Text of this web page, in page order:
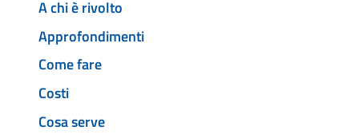
A chi è rivolto
Approfondimenti
Come fare
Costi
Cosa serve